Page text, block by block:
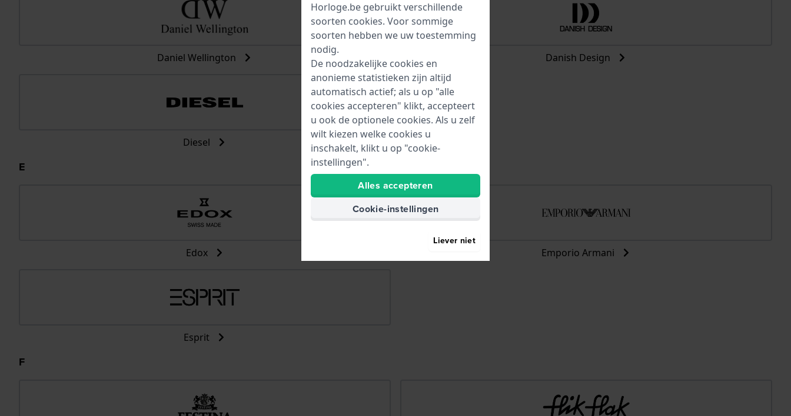
Daniel Wellington Danish Design
Diesel
E
Edox Emporio Armani
Esprit
F
Horloge.be gebruikt verschillende
soorten cookies. Voor sommige
soorten hebben we uw toestemming
nodig.
De noodzakelijke cookies en
anonieme statistieken zijn altijd
automatisch actief; als u op "alle
cookies accepteren" klikt, accepteert
u ook de optionele cookies. Als u zelf
wilt kiezen welke cookies u
inschakelt, klikt u op "cookie-
instellingen".
Alles accepteren
Cookie-instellingen
Liever niet